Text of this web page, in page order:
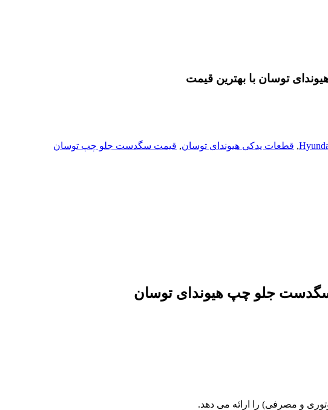
توسان با بهترین قیمت
, قطعات یدکی هیوندای توسان, قیمت سگدست جلو چپ توسان